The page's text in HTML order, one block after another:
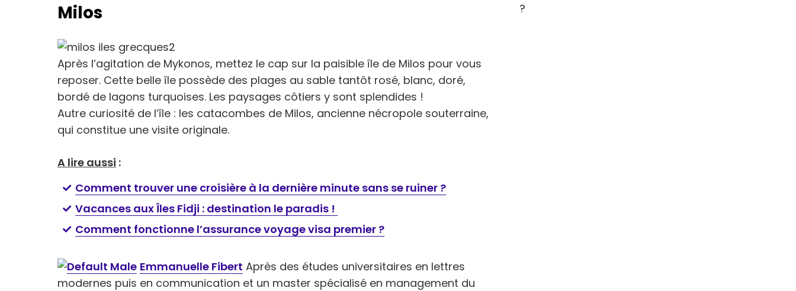
Milos
Après l’agitation de Mykonos, mettez le cap sur la paisible île de Milos pour vous
reposer. Cette belle île possède des plages au sable tantôt rosé, blanc, doré,
bordé de lagons turquoises. Les paysages côtiers y sont splendides !
Autre curiosité de l’île : les catacombes de Milos, ancienne nécropole souterraine,
qui constitue une visite originale.
A lire aussi :
Comment trouver une croisière à la dernière minute sans se ruiner ?​
Vacances aux Îles Fidji : destination le paradis !
Comment fonctionne l’assurance voyage visa premier ?
Emmanuelle Fibert Après des études universitaires en lettres
modernes puis en communication et un master spécialisé en management du
?